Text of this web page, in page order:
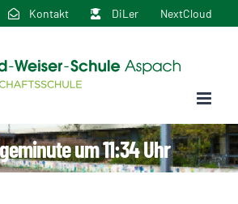
Kontakt DiLer NextCloud
um 11:34 Uhr